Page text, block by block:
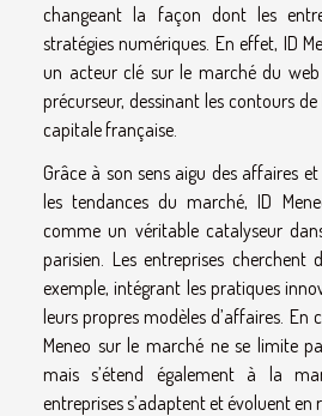
changeant la façon dont les
stratégies numériques. En effet, ID
un acteur clé sur le marché du
précurseur, dessinant les contours
capitale française.
Grâce à son sens aigu des affaires
les tendances du marché, ID
comme un véritable catalyseur
parisien. Les entreprises cherchent
exemple, intégrant les pratiques
leurs propres modèles d’affaires. En
Meneo sur le marché ne se limite
mais s’étend également à la
entreprises s’adaptent et évoluent en